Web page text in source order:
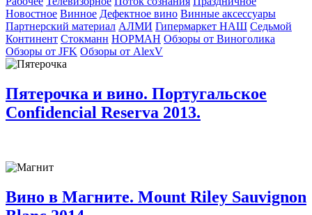
Новостное Винное Дефектное вино Винные аксессуары
Партнерский материал АЛМИ Гипермаркет НАШ Седьмой
Континент Стокманн НОРМАН Обзоры от Виноголика
Обзоры от JFK Обзоры от AlexV
Пятерочка и вино. Португальское
Confidencial Reserva 2013.
Вино в Магните. Mount Riley Sauvignon